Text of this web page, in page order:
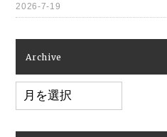
2026-7-19
Archive
Archive